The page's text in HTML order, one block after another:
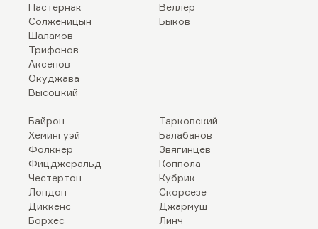
Пастернак
Солженицын
Шаламов
Трифонов
Аксенов
Окуджава
Высоцкий
Веллер
Быков
Байрон
Хемингуэй
Фолкнер
Фицджеральд
Честертон
Лондон
Диккенс
Борхес
Тарковский
Балабанов
Звягинцев
Коппола
Кубрик
Скорсезе
Джармуш
Линч